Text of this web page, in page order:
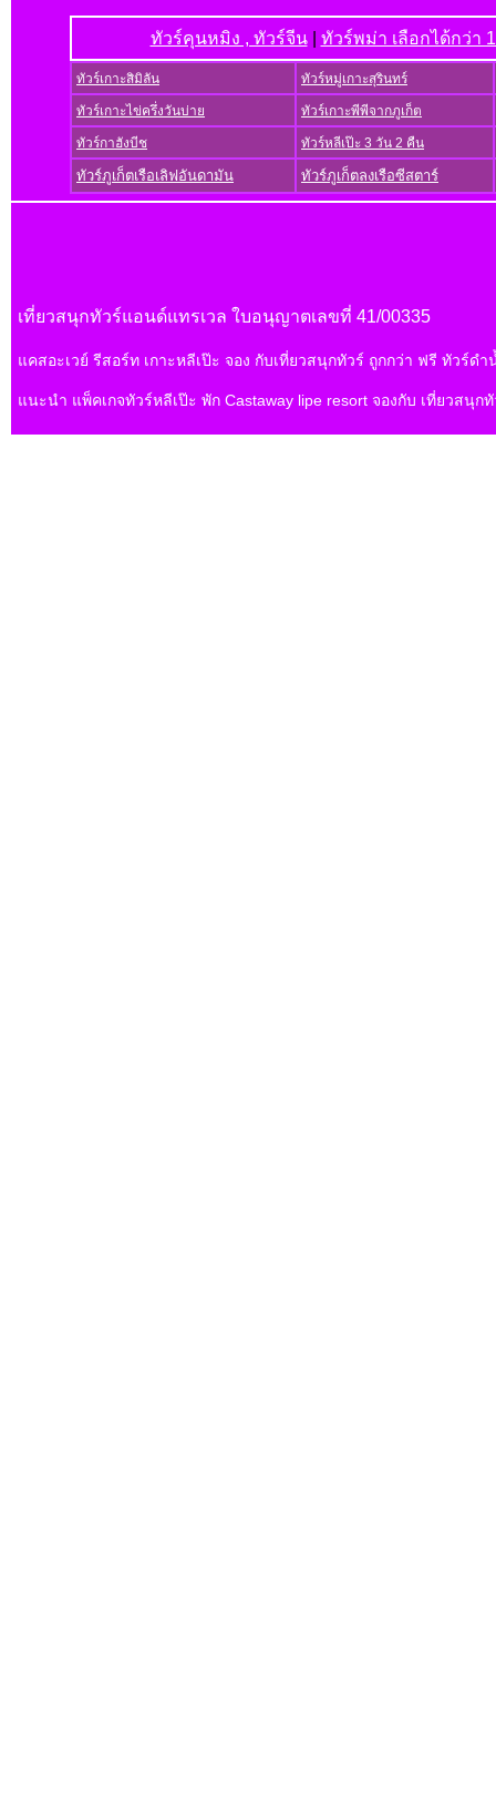
ทัวร์คุนหมิง , ทัวร์จีน| ทัวร์พม่า เลือกได้กว่า
ทัวร์เกาะสิมิลัน ทัวร์หมู่เกาะสุรินทร์
ทัวร์เกาะไข่ครึ่งวันบ่าย ทัวร์เกาะพีพีจากภูเก็ต
ทัวร์กาฮังบีช ทัวร์หลีเป๊ะ 3 วัน 2 คืน
ทัวร์ภูเก็ตเรือเลิฟอันดามัน ทัวร์ภูเก็ตลงเรือซีสตาร์
เที่ยวสนุกทัวร์แอนด์แทรเวล ใบอนุญาตเลขที่ 41/00335
แคสอะเวย์ รีสอร์ท เกาะหลีเป๊ะ จอง กับเที่ยวสนุกทัวร์ ถูกกว่า ฟรี ทัวร์ดำ
แนะนำ แพ็คเกจทัวร์หลีเป๊ะ พัก Castaway lipe resort จองกับ เที่ยวส